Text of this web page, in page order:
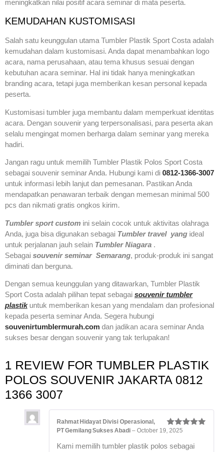
meningkatkan nilai positif acara seminar di mata peserta.
KEMUDAHAN KUSTOMISASI
Salah satu keunggulan utama Tumbler Plastik Sport Costa adalah
kemudahan dalam kustomisasi. Anda dapat menambahkan logo
acara, nama perusahaan, atau tema khusus sesuai dengan
kebutuhan acara seminar. Hal ini tidak hanya meningkatkan
branding acara, tetapi juga memberikan kesan personal kepada
peserta.
Kustomisasi tumbler juga membantu dalam memperkuat identitas
acara. Dengan souvenir yang terpersonalisasi, para peserta akan
selalu mengingat momen berharga dalam seminar yang mereka
hadiri.
Jangan ragu untuk memilih Tumbler Plastik Polos Sport Costa
sebagai souvenir seminar Anda. Hubungi kami di 0812-1366-3007
untuk informasi lebih lanjut dan pemesanan. Pastikan Anda
mendapatkan penawaran terbaik dengan memesan minimal 500
pcs dan nikmati gratis ongkos kirim.
Tumbler sport custom ini selain cocok untuk aktivitas olahraga
Anda, juga bisa digunakan sebagai Tumbler travel yang ideal
untuk perjalanan jauh selain Tumbler Niagara .
Sebagai souvenir seminar Semarang, produk-produk ini sangat
diminati dan berguna.
Dengan semua keunggulan yang ditawarkan, Tumbler Plastik
Sport Costa adalah pilihan tepat sebagai souvenir tumbler
plastikuntuk memberikan kesan yang mendalam dan profesional
kepada peserta seminar Anda. Segera hubungi
souvenirtumblermurah.com dan jadikan acara seminar Anda
sukses besar dengan souvenir yang tak terlupakan!
1 REVIEW FOR TUMBLER PLASTIK
POLOS SOUVENIR JAKARTA 0812
1366 3007
Rated
Rahmat Hidayat Divisi Operasional,
PT Gemilang Sukses Abadi – October 19, 2025
Kami memilih tumbler plastik polos sebagai